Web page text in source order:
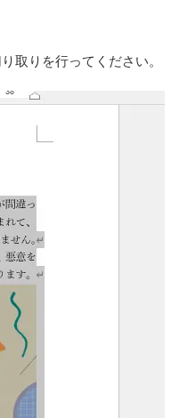
取りを行ってください。